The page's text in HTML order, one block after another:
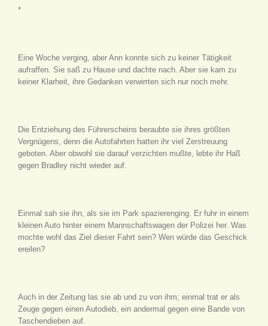
*
Eine Woche verging, aber Ann konnte sich zu keiner Tätigkeit
aufraffen. Sie saß zu Hause und dachte nach. Aber sie kam zu
keiner Klarheit, ihre Gedanken verwirrten sich nur noch mehr.
Die Entziehung des Führerscheins beraubte sie ihres größten
Vergnügens, denn die Autofahrten hatten ihr viel Zerstreuung
geboten. Aber obwohl sie darauf verzichten mußte, lebte ihr Haß
gegen Bradley nicht wieder auf.
Einmal sah sie ihn, als sie im Park spazierenging. Er fuhr in einem
kleinen Auto hinter einem Mannschaftswagen der Polizei her. Was
mochte wohl das Ziel dieser Fahrt sein? Wen würde das Geschick
ereilen?
Auch in der Zeitung las sie ab und zu von ihm; einmal trat er als
Zeuge gegen einen Autodieb, ein andermal gegen eine Bande von
Taschendieben auf.